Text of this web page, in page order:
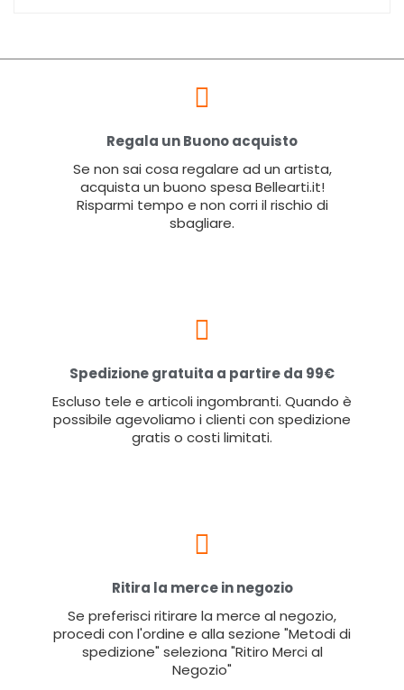
Regala un Buono acquisto
Se non sai cosa regalare ad un artista,
acquista un buono spesa Bellearti.it!
Risparmi tempo e non corri il rischio di
sbagliare.
Spedizione gratuita a partire da 99€
Escluso tele e articoli ingombranti. Quando è
possibile agevoliamo i clienti con spedizione
gratis o costi limitati.
Ritira la merce in negozio
Se preferisci ritirare la merce al negozio,
procedi con l'ordine e alla sezione "Metodi di
spedizione" seleziona "Ritiro Merci al
Negozio"